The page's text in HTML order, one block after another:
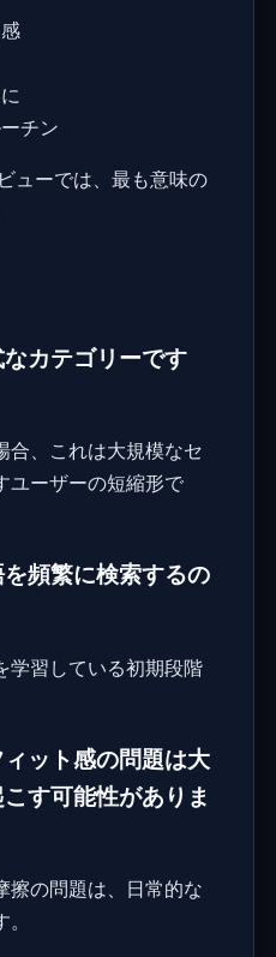
チン
ューでは、最も意味の
カテゴリーです
合、これは大規模なセ
ユーザーの短縮形で
頻繁に検索するの
学習している初期段階
ット感の問題は大
す可能性がありま
擦の問題は、日常的な